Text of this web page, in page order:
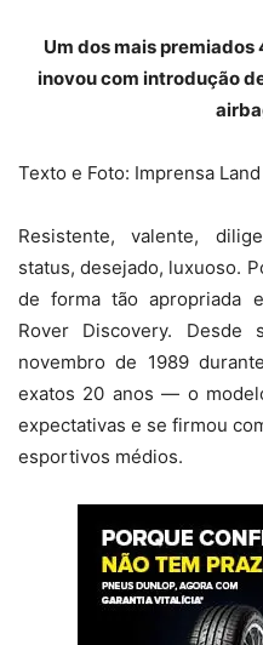
Um dos mais
inovou com introdução
Texto e Foto: Imprensa
Resistente, valente,
status, desejado, luxuoso.
de forma tão apropriada
Rover Discovery. Desde
novembro de 1989
exatos 20 anos — o
expectativas e se firmou
esportivos médios.